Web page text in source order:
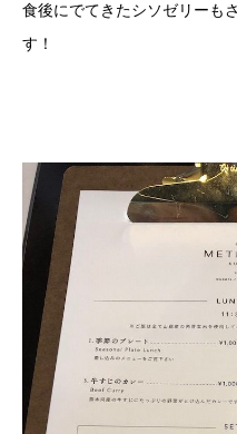
食後にでてきたシソゼリーも
す！